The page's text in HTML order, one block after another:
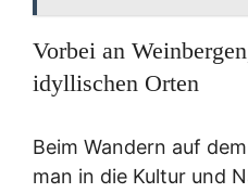
Vorbei an
idyllischen Orten
Beim Wandern auf
man in die Kultur und